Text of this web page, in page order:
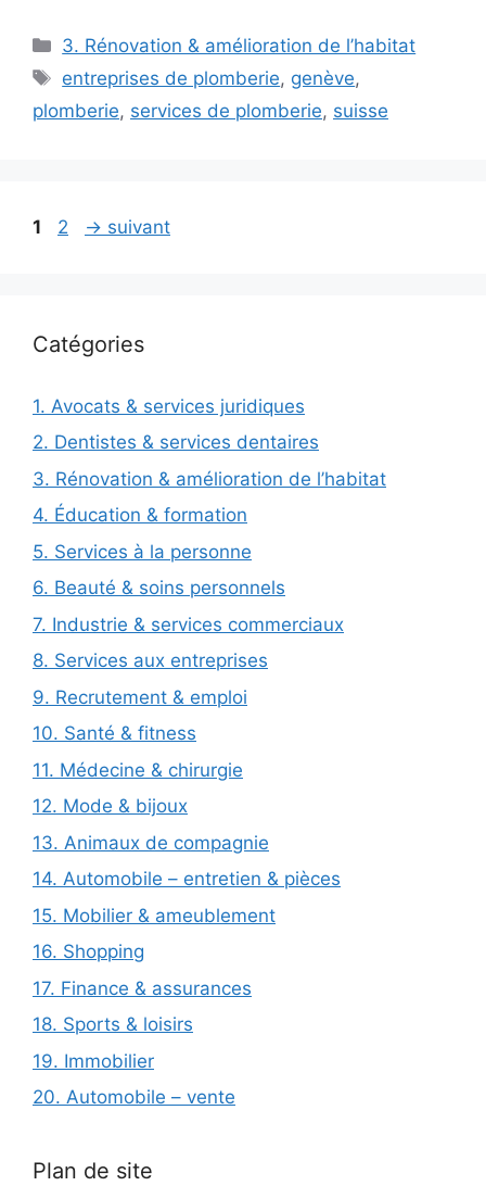
Catégories
3. Rénovation & amélioration de l’habitat
Étiquettes
entreprises de plomberie, genève,
plomberie, services de plomberie, suisse
Page
1 Page
2 → suivant
Catégories
1. Avocats & services juridiques
2. Dentistes & services dentaires
3. Rénovation & amélioration de l’habitat
4. Éducation & formation
5. Services à la personne
6. Beauté & soins personnels
7. Industrie & services commerciaux
8. Services aux entreprises
9. Recrutement & emploi
10. Santé & fitness
11. Médecine & chirurgie
12. Mode & bijoux
13. Animaux de compagnie
14. Automobile – entretien & pièces
15. Mobilier & ameublement
16. Shopping
17. Finance & assurances
18. Sports & loisirs
19. Immobilier
20. Automobile – vente
Plan de site